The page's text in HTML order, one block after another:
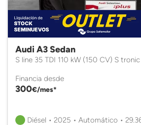
Audi A3 Sedan
S line 35 TDI 110 kW (150 CV) S tronic
Financia desde
300€/mes*
Diésel • 2025 • Automático •